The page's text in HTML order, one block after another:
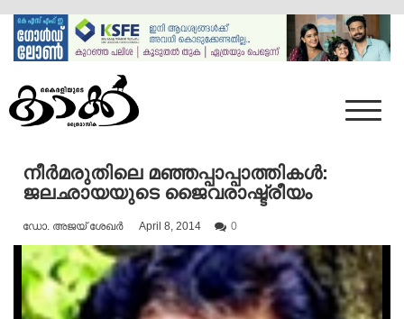
content
നീർമരുതിലെ മഞ്ഞപ്പാപ്പാത്തികൾ:
ജലഛായയുടെ ജൈവരാഷ്ട്രീയം
ഡോ. അജയ് ശേഖർ April 8, 2014 0